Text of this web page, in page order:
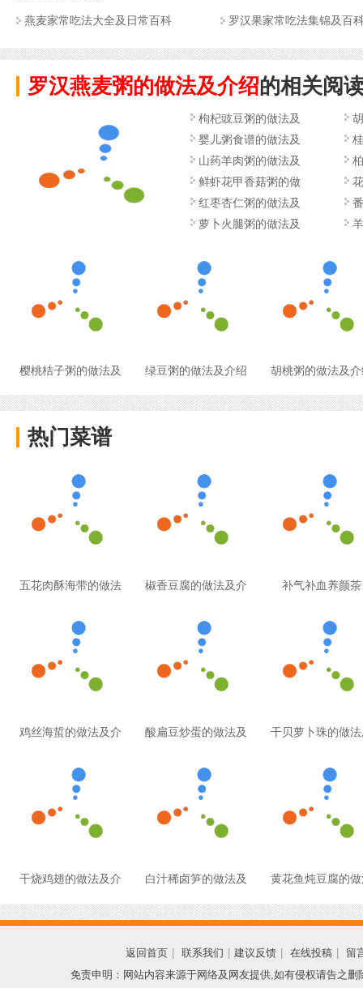
燕麦家常吃法大全及日常百科 罗汉果家常吃法集锦及百
罗汉燕麦粥的做法及介绍的相关阅
枸杞豉豆粥的做法及
婴儿粥食谱的做法及
山药羊肉粥的做法及
鲜虾花甲香菇粥的做
红枣杏仁粥的做法及
萝卜火腿粥的做法及
樱桃桔子粥的做法及 绿豆粥的做法及介绍 胡桃粥的做法及
热门菜谱
五花肉酥海带的做法 椒香豆腐的做法及介 补气补血养颜茶
鸡丝海蜇的做法及介 酸扁豆炒蛋的做法及 干贝萝卜珠的做
干烧鸡翅的做法及介 白汁稀卤笋的做法及 黄花鱼炖豆腐的
返回首页 联系我们 建议反馈 在线投稿
留
免责申明：网站内容来源于网络及网友提供,如有侵权请告之